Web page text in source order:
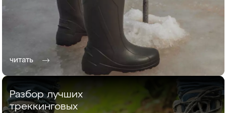
читать
Разбор лучших
треккинговых